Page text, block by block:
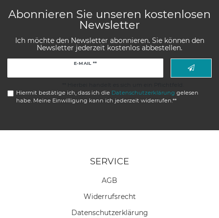
Abonnieren Sie unseren kostenlosen
Newsletter
Ich möchte den Newsletter abonnieren. Sie können den
Newsletter jederzeit kostenlos abbestellen.
E-MAIL **
Hiermit bestätige ich, dass ich die Daten­schutz­erklärung gelesen
habe. Meine Einwilligung kann ich jederzeit widerrufen.**
SERVICE
AGB
Widerrufs­recht
Daten­schutz­erklärung